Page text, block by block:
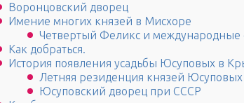
Воронцовский дворец
Имение многих князей в Мисхоре
Четвертый Феликс и международные
Как добраться.
История появления усадьбы Юсуповых в
Летняя резиденция князей
Юсуповский дворец при СССР